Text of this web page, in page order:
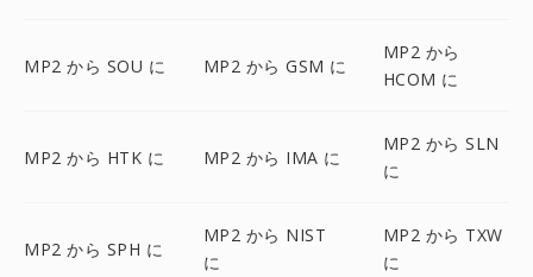
MP2 から SOU に MP2 から GSM に
MP2 から
HCOM に
MP2 から HTK に MP2 から IMA に
MP2 から SLN
に
MP2 から SPH に
MP2 から NIST
に
MP2 から TXW
に